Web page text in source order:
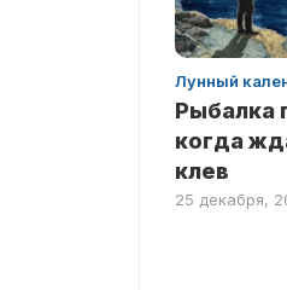
Лунный
Рыбалка
когда
клев
25 декабря,